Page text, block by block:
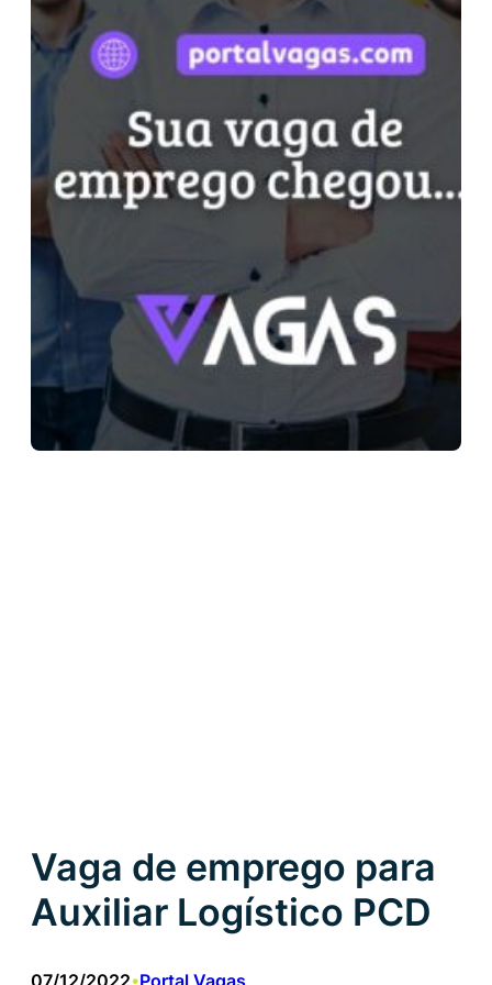
Vaga de emprego para
Auxiliar Logístico PCD
07/12/2022•Portal Vagas